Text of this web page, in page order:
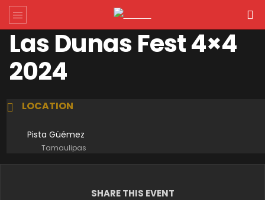
Las Dunas Fest 4×4
2024
LOCATION
Pista Güémez
Tamaulipas
SHARE THIS EVENT